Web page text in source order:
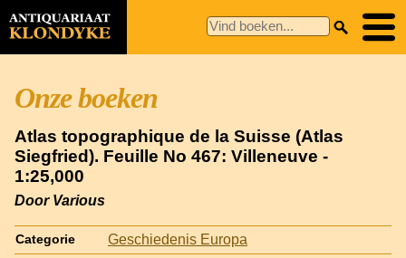
Onze boeken
Atlas topographique de la Suisse (Atlas
Siegfried). Feuille No 467: Villeneuve -
1:25,000
Door Various
Categorie Geschiedenis Europa